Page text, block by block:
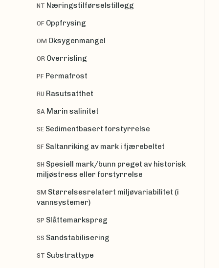
NT Næringstilførselstillegg
OF Oppfrysing
OM Oksygenmangel
OR Overrisling
PF Permafrost
RU Rasutsatthet
SA Marin salinitet
SE Sedimentbasert forstyrrelse
SF Saltanriking av mark i fjærebeltet
SH Spesiell mark/bunn preget av historisk
miljøstress eller forstyrrelse
SM Størrelsesrelatert miljøvariabilitet (i
vannsystemer)
SP Slåttemarkspreg
SS Sandstabilisering
ST Substrattype